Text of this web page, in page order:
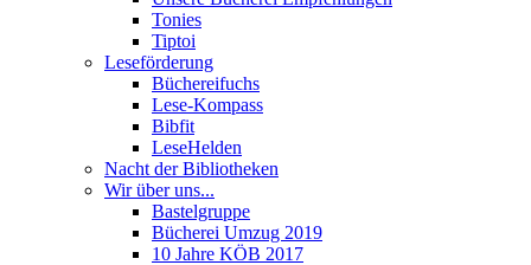
Tonies
Tiptoi
Leseförderung
Büchereifuchs
Lese-Kompass
Bibfit
LeseHelden
Nacht der Bibliotheken
Wir über uns...
Bastelgruppe
Bücherei Umzug 2019
10 Jahre KÖB 2017